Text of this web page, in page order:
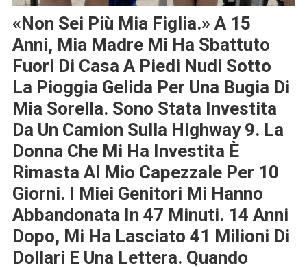
«Non Sei Più Mia Figlia.» A 15
Anni, Mia Madre Mi Ha Sbattuto
Fuori Di Casa A Piedi Nudi Sotto
La Pioggia Gelida Per Una Bugia Di
Mia Sorella. Sono Stata Investita
Da Un Camion Sulla Highway 9. La
Donna Che Mi Ha Investita È
Rimasta Al Mio Capezzale Per 10
Giorni. I Miei Genitori Mi Hanno
Abbandonata In 47 Minuti. 14 Anni
Dopo, Mi Ha Lasciato 41 Milioni Di
Dollari E Una Lettera. Quando